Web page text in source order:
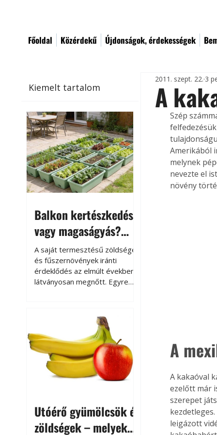
Főoldal Közérdekű Újdonságok, érdekességek
Kiemelt tartalom
Balkon kertészkedés
vagy magaságyás?
Helytakarékos
kertészkedés
A saját termesztésű zöldségek
és fűszernövények iránti
érdeklődés az elmúlt években
látványosan megnőtt. Egyre
kertészkedés sokak számára
kikapcsolódást és feltöltődést
is jelent.
Utóérő gyümölcsök és
zöldségek – melyek
A
2011. szept. 22. 3
Szép
Amerikából
melynek
nevezte el
növény
A
A kakaóval
ezelőtt már
szerepet
leigázott